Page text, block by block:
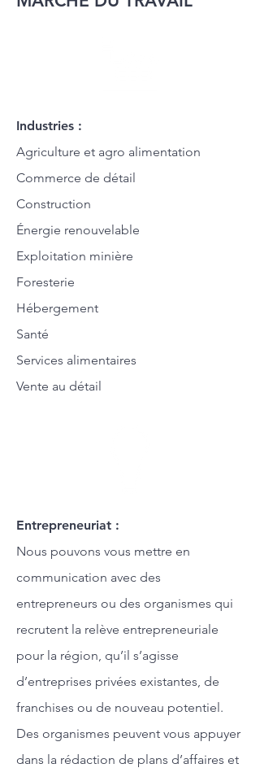
Industries :
Agriculture et agro alimentation
Commerce de détail
Construction
Énergie renouvelable
Exploitation minière
Foresterie
Hébergement
Santé
Services alimentaires
Vente au détail
Entrepreneuriat :
Nous pouvons vous mettre en
communication avec des
entrepreneurs ou des organismes qui
recrutent la relève entrepreneuriale
pour la région, qu’il s’agisse
d’entreprises privées existantes, de
franchises ou de nouveau potentiel.
Des organismes peuvent vous appuyer
dans la rédaction de plans d’affaires et